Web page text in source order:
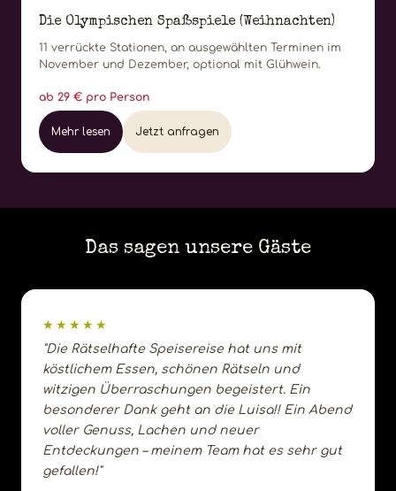
Die Olympischen Spaßspiele (Weihnachten)
11 verrückte Stationen, an ausgewählten Terminen im
November und Dezember, optional mit Glühwein.
ab 29 € pro Person
Mehr lesen Jetzt anfragen
Das sagen unsere Gäste
★★★★★
"Die Rätselhafte Speisereise hat uns mit
köstlichem Essen, schönen Rätseln und
witzigen Überraschungen begeistert. Ein
besonderer Dank geht an die Luisa!! Ein Abend
voller Genuss, Lachen und neuer
Entdeckungen – meinem Team hat es sehr gut
gefallen!"